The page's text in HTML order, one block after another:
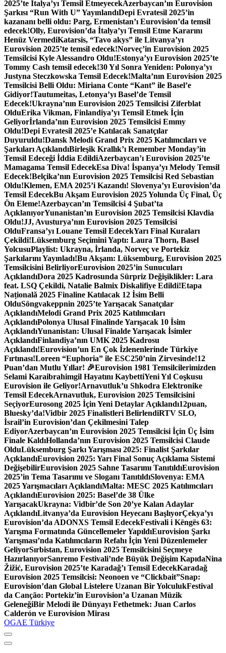
2025’te İtalya’yı Temsil EtmeyecekAzerbaycan’ın Eurovision
Şarkısı “Run With U” YayınlandıDepi Evratesil 2025’in
kazananı belli oldu: Parg, Ermenistan’ı Eurovision’da temsil
edecek!Olly, Eurovision’da İtalya’yı Temsil Etme Kararını
Henüz VermediKatarsis, “Tavo akys” ile Litvanya’yı
Eurovision 2025’te temsil edecek!Norveç’in Eurovision 2025
Temsilcisi Kyle Alessandro Oldu!Estonya’yı Eurovision 2025’te
Tommy Cash temsil edecek!30 Yıl Sonra Yeniden: Polonya’yı
Justyna Steczkowska Temsil Edecek!Malta’nın Eurovision 2025
Temsilcisi Belli Oldu: Miriana Conte “Kant” ile Basel’e
Gidiyor!Tautumeitas, Letonya’yı Basel’de Temsil
Edecek!Ukrayna’nın Eurovision 2025 Temsilcisi Ziferblat
OlduErika Vikman, Finlandiya’yı Temsil Etmek İçin
Geliyorİrlanda’nın Eurovision 2025 Temsilcisi Emmy
Oldu!Depi Evratesil 2025’e Katılacak Sanatçılar
Duyuruldu!Dansk Melodi Grand Prix 2025 Katılımcıları ve
Şarkıları AçıklandıBirleşik Krallık’ı Remember Monday’in
Temsil Edeceği İddia EdildiAzerbaycan’ı Eurovision 2025’te
Mamagama Temsil EdecekEsa Diva! İspanya’yı Melody Temsil
Edecek!Belçika’nın Eurovision 2025 Temsilcisi Red Sebastian
Oldu!Klemen, EMA 2025’i Kazandı! Slovenya’yı Eurovision’da
Temsil EdecekBu Akşam Eurovision 2025 Yolunda Üç Final, Üç
Ön Eleme!Azerbaycan’ın Temsilcisi 4 Şubat’ta
AçıklanıyorYunanistan’ın Eurovision 2025 Temsilcisi Klavdia
Oldu!JJ, Avusturya’nın Eurovision 2025 Temsilcisi
OlduFransa’yı Louane Temsil EdecekYarı Final Kuraları
Çekildi!Lüksemburg Seçimini Yaptı: Laura Thorn, Basel
YolcusuPlaylist: Ukrayna, İrlanda, Norveç ve Portekiz
Şarkılarını Yayınladı!Bu Akşam: Lüksemburg, Eurovision 2025
Temsilcisini BelirliyorEurovision 2025’in Sunucuları
AçıklandıDora 2025 Kadrosunda Sürpriz Değişiklikler: Lara
feat. LSQ Çekildi, Natalie Balmix Diskalifiye Edildi!Etapa
Națională 2025 Finaline Katılacak 12 İsim Belli
OlduSöngvakeppnin 2025’te Yarışacak Sanatçılar
AçıklandıMelodi Grand Prix 2025 Katılımcıları
AçıklandıPolonya Ulusal Finalinde Yarışacak 10 İsim
AçıklandıYunanistan: Ulusal Finalde Yarışacak İsimler
AçıklandıFinlandiya’nın UMK 2025 Kadrosu
Açıklandı!Eurovision’un En Çok İzlenenlerinde Türkiye
Fırtınası!Loreen “Euphoria” ile ESC250’nin Zirvesinde!12
Puan’dan Mutlu Yıllar! 🎉Eurovision 1981 Temsilcilerimizden
Selami Karaibrahimgil Hayatını KaybettiYeni Yıl Coşkusu
Eurovision ile Geliyor!Arnavutluk’u Shkodra Elektronike
Temsil EdecekArnavutluk, Eurovision 2025 Temsilcisini
SeçiyorEurosong 2025 İçin Yeni Detaylar Açıklandı12puan,
Bluesky’da!Vidbir 2025 Finalistleri BelirlendiRTV SLO,
İsrail’in Eurovision’dan Çekilmesini Talep
EdiyorAzerbaycan’ın Eurovision 2025 Temsilcisi İçin Üç İsim
Finale KaldıHollanda’nın Eurovision 2025 Temsilcisi Claude
OlduLüksemburg Şarkı Yarışması 2025: Finalist Şarkılar
AçıklandıEurovision 2025: Yarı Final Sonuç Açıklama Sistemi
DeğişebilirEurovision 2025 Sahne Tasarımı TanıtıldıEurovision
2025’in Tema Tasarımı ve Sloganı TanıtıldıSlovenya: EMA
2025 Yarışmacıları AçıklandıMalta: MESC 2025 Katılımcıları
AçıklandıEurovision 2025: Basel’de 38 Ülke
YarışacakUkrayna: Vidbir’de Son 20’ye Kalan Adaylar
AçıklandıLitvanya’da Eurovision Heyecanı BaşlıyorÇekya’yı
Eurovision’da ADONXS Temsil EdecekFestivali i Këngës 63:
Yarışma Formatında Güncellemeler YapıldıEurovision Şarkı
Yarışması’nda Katılımcıların Refahı İçin Yeni Düzenlemeler
GeliyorSırbistan, Eurovision 2025 Temsilcisini Seçmeye
HazırlanıyorSanremo Festivali’nde Büyük Değişim KapıdaNina
Žižić, Eurovision 2025’te Karadağ’ı Temsil EdecekKaradağ
Eurovision 2025 Temsilcisi: Neonoen ve “Clickbait”Snap:
Eurovision’dan Global Listelere Uzanan Bir YolculukFestival
da Canção: Portekiz’in Eurovision’a Uzanan Müzik
GeleneğiBir Melodi ile Dünyayı Fethetmek: Juan Carlos
Calderón ve Eurovision Mirası
OGAE Türkiye